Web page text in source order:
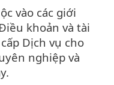
vào các giới
khoản và tài
Dịch vụ cho
nghiệp và